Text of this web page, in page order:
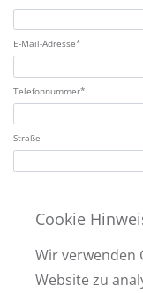
E-Mail-Adresse*
Telefonnummer*
Straße
Wohnort
Cookie
Wir verwenden
Website zu